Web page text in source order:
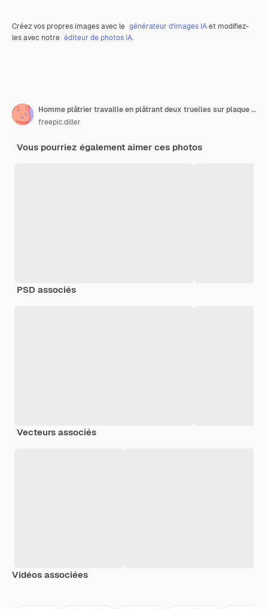
Créez vos propres images avec le générateur d’images IAet modifiez-
les avec notre éditeur de photos IA.
Homme plâtrier travaille en plâtrant deux truelles sur plaque de plâtre en uniforme bleu
freepic.diller
Vous pourriez également aimer ces photos
PSD associés
Vecteurs associés
Vidéos associées